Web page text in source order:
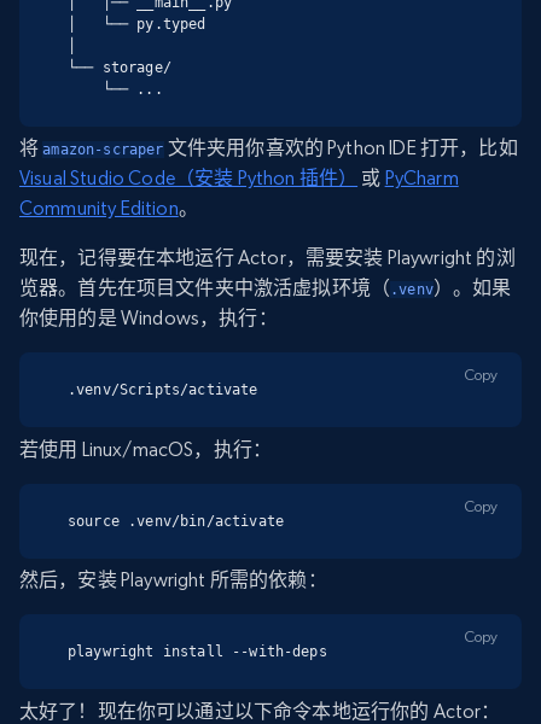
│   └── py.typed
└── storage/
    └── ...
将amazon-scraper 文件夹用你喜欢的 Python IDE 打开，比如
Visual Studio Code（安装 Python 插件）
或 PyCharm
Community Edition。
现在，记得要在本地运行 Actor，需要安装 Playwright 的浏
览器。首先在项目文件夹中激活虚拟环境（ .venv）。如果
你使用的是 Windows，执行：
.venv/Scripts/activate
Copy
若使用 Linux/macOS，执行：
source .venv/bin/activate
Copy
然后，安装 Playwright 所需的依赖：
playwright install --with-deps
Copy
太好了！现在你可以通过以下命令本地运行你的 Actor：